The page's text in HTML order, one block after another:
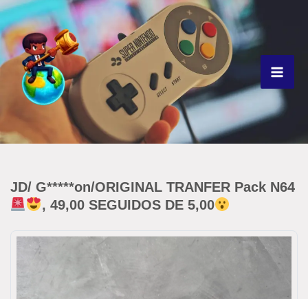
Ir
para
o
conteúdo
JD/ G*****on/ORIGINAL TRANFER Pack N64
, 49,00 SEGUIDOS DE 5,00